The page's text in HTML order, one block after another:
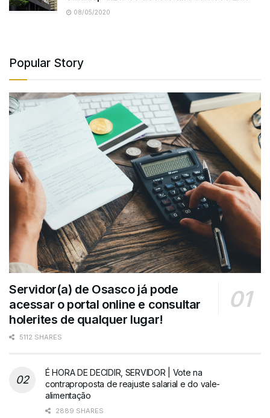
08/05/2020
Popular Story
Servidor(a) de Osasco já pode
acessar o portal online e consultar
holerites de qualquer lugar!
5112 SHARES
É HORA DE DECIDIR, SERVIDOR | Vote na
contraproposta de reajuste salarial e do vale-
alimentação
2889 SHARES